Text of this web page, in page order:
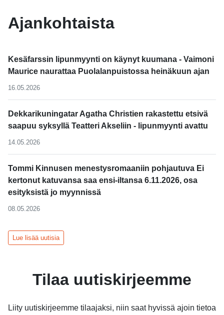
Ajankohtaista
Kesäfarssin lipunmyynti on käynyt kuumana - Vaimoni
Maurice naurattaa Puolalanpuistossa heinäkuun ajan
16.05.2026
Dekkarikuningatar Agatha Christien rakastettu etsivä
saapuu syksyllä Teatteri Akseliin - lipunmyynti avattu
14.05.2026
Tommi Kinnusen menestysromaaniin pohjautuva Ei
kertonut katuvansa saa ensi-iltansa 6.11.2026, osa
esityksistä jo myynnissä
08.05.2026
Lue lisää uutisia
Tilaa uutiskirjeemme
Liity uutiskirjeemme tilaajaksi, niin saat hyvissä ajoin tietoa